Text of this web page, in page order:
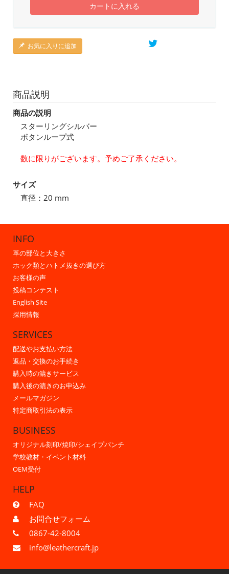
カートに入れる
お気に入りに追加
商品説明
商品の説明
スターリングシルバー
ボタンループ式
数に限りがございます。予めご了承ください。
サイズ
直径：20 mm
INFO
革の部位と大きさ
ホック類とハトメ抜きの選び方
お客様の声
投稿コンテスト
English Site
採用情報
SERVICES
配送やお支払い方法
返品・交換のお手続き
購入時の漉きサービス
購入後の漉きのお申込み
メールマガジン
特定商取引法の表示
BUSINESS
オリジナル刻印/焼印/シェイプパンチ
学校教材・イベント材料
OEM受付
HELP
FAQ
お問合せフォーム
0867-42-8004
info@leathercraft.jp